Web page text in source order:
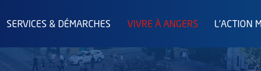
SERVICES & DÉMARCHES VIVRE À ANGERS L'ACTION